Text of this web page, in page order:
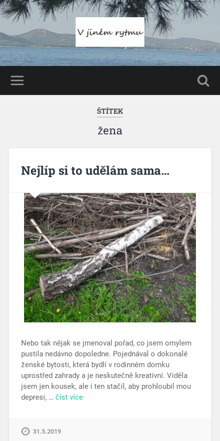
ŠTÍTEK
žena
Nejlíp si to udělám sama…
Nebo tak nějak se jmenoval pořad, co jsem omylem
pustila nedávno dopoledne. Pojednával o dokonalé
ženské bytosti, která bydlí v rodinném domku
uprostřed zahrady a je neskutečně kreativní. Viděla
jsem jen kousek, ale i ten stačil, aby prohloubil mou
depresi, … číst více
31.5.2019